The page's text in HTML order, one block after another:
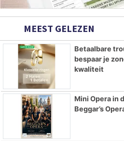
MEEST GELEZEN
Betaalbare
bespaar je
kwaliteit
Mini Opera in
Beggar’s